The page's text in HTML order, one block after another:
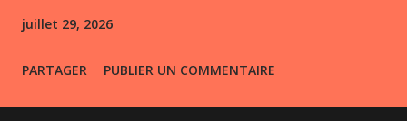
juillet 29, 2026
PARTAGER PUBLIER UN COMMENTAIRE